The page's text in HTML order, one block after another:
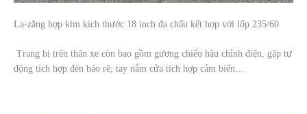
La-zăng hợp kim kích thước 18 inch đa chấu kết hợp với lốp 235/60
Trang bị trên thân xe còn bao gồm gương chiếu hậu chỉnh điện, gập tự
động tích hợp đèn báo rẽ; tay nắm cửa tích hợp cảm biến…